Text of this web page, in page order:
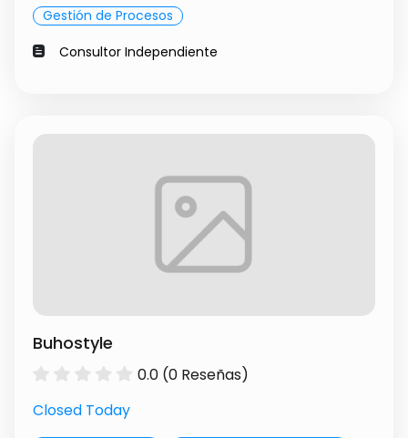
Gestión de Procesos
Consultor Independiente
Buhostyle
0.0 (0 Reseñas)
Closed Today